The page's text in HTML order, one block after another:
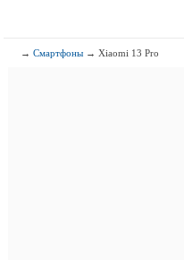
→Смартфоны → Xiaomi 13 Pro